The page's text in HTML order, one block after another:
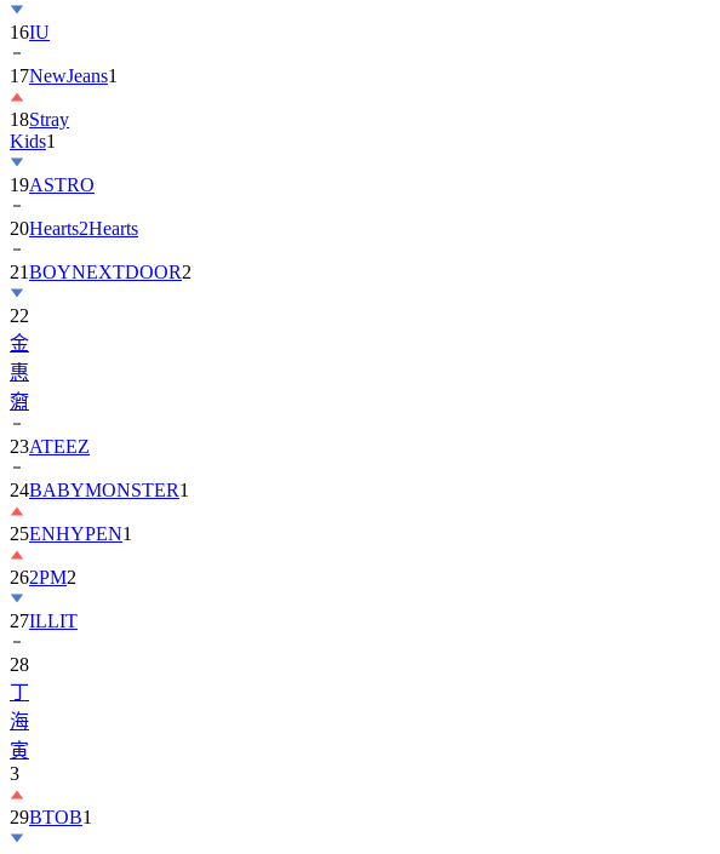
16IU
17NewJeans1
18Stray
Kids1
19ASTRO
20Hearts2Hearts
21BOYNEXTDOOR2
22
金
惠
奫
23ATEEZ
24BABYMONSTER1
25ENHYPEN1
262PM2
27ILLIT
28
丁
海
寅
3
29BTOB1